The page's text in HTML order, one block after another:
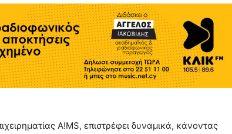
A!MS, επιστρέφει δυναμικά, κάνοντας